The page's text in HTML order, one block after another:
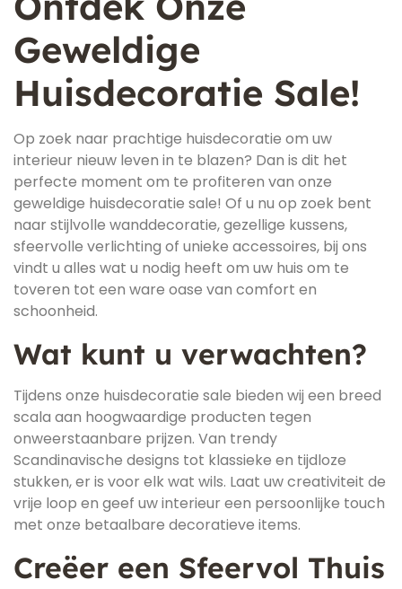
Geweldige
Huisdecoratie Sale!
Op zoek naar prachtige huisdecoratie om uw
interieur nieuw leven in te blazen? Dan is dit het
perfecte moment om te profiteren van onze
geweldige huisdecoratie sale! Of u nu op zoek bent
naar stijlvolle wanddecoratie, gezellige kussens,
sfeervolle verlichting of unieke accessoires, bij ons
vindt u alles wat u nodig heeft om uw huis om te
toveren tot een ware oase van comfort en
schoonheid.
Wat kunt u verwachten?
Tijdens onze huisdecoratie sale bieden wij een breed
scala aan hoogwaardige producten tegen
onweerstaanbare prijzen. Van trendy
Scandinavische designs tot klassieke en tijdloze
stukken, er is voor elk wat wils. Laat uw creativiteit de
vrije loop en geef uw interieur een persoonlijke touch
met onze betaalbare decoratieve items.
Creëer een Sfeervol Thuis